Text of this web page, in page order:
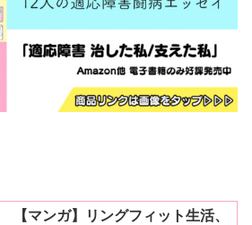
【マンガ】リングフィット生活、